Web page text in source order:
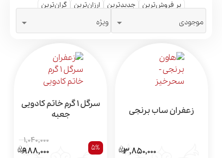
پر فروش‌ترین جدیدترین ارزان‌ترین گران‌ترین
موجودی  ویژه 
زعفران ساب برنجی
3,850,000
سرگل 1 گرم خاتم کادویی
جعبه
5%
1,040,000
988,000